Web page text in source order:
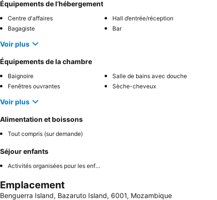
Équipements de l’hébergement
Centre d'affaires
Hall d’entrée/réception
Bagagiste
Bar
Voir plus
Équipements de la chambre
Baignoire
Salle de bains avec douche
Fenêtres ouvrantes
Sèche-cheveux
Voir plus
Alimentation et boissons
Tout compris (sur demande)
Séjour enfants
Activités organisées pour les enfants
Emplacement
Benguerra Island, Bazaruto Island, 6001, Mozambique